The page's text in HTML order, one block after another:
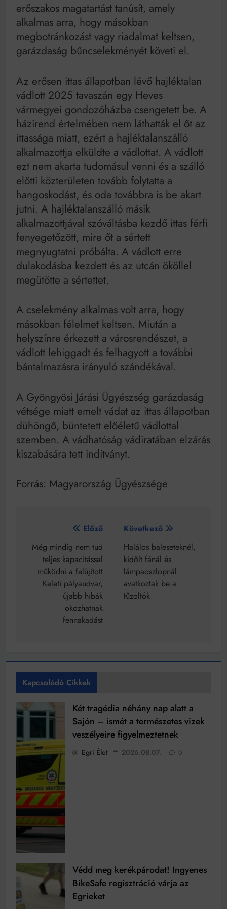
Mindenki a világot akarja uralni – de nem csak a 80-
as években
Bitumenes lapostetők: a bevált technológia akkor
működik, ha jól van felújítva
erőszakos magatartást tanúsít, amely
alkalmas arra, hogy másokban
megbotránkozást vagy riadalmat keltsen,
garázdaság bűncselekményét követi el.
Az erősen ittas állapotban lévő hajléktalan
vádlott 2025 tavaszán egy Heves
vármegyei gondozóházba csengetett be. A
házirend értelmében nem láthatták el őt az
ittassága miatt, ezért a hajléktalanszálló
alkalmazottja elküldte a vádlottat. A vádlott
ezt nem akarta tudomásul venni és a szálló
előtti közterületen tovább folytatta a
hangoskodást, és oda továbbra is be akart
jutni. A hajléktalanszálló másik
alkalmazottjával szóváltásba kezdő ittas férfi
fenyegetőzött, mire őt a sértett
megnyugtatni próbálta. A vádlott erre
dulakodásba kezdett és az utcán ököllel
megütötte a sértettet.
A cselekmény alkalmas volt arra, hogy
másokban félelmet keltsen. Miután a
helyszínre érkezett a városrendészet, a
vádlott lehiggadt és felhagyott a további
bántalmazásra irányuló szándékával.
A Gyöngyösi Járási Ügyészség garázdaság
vétsége miatt emelt vádat az ittas állapotban
dühöngő, büntetett előéletű vádlottal
szemben. A vádhatóság vádiratában elzárás
kiszabására tett indítványt.
Forrás: Magyarország Ügyészsége
Bejegyzés
navigáció
Előző
Még mindig nem tud
teljes kapacitással
működni a felújított
Keleti pályaudvar,
újabb hibák
okozhatnak
fennakadást
Következő
Halálos baleseteknél,
kidőlt fánál és
lámpaoszlopnál
avatkoztak be a
tűzoltók
Kapcsolódó Cikkek
Két tragédia néhány nap alatt a
Sajón – ismét a természetes vizek
veszélyeire figyelmeztetnek
Egri Élet 2026.08.07. 0
Védd meg kerékpárodat! Ingyenes
BikeSafe regisztráció várja az
Egrieket